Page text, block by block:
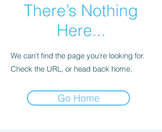
There’s Nothing
Here...
We can’t find the page you’re looking for.
Check the URL, or head back home.
Go Home